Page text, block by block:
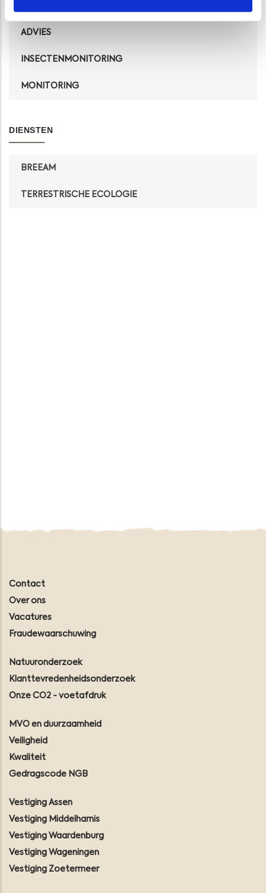
ADVIES
INSECTENMONITORING
MONITORING
DIENSTEN
BREEAM
TERRESTRISCHE ECOLOGIE
Contact
Over ons
Vacatures
Fraudewaarschuwing
Natuuronderzoek
Klanttevredenheidsonderzoek
Onze CO2 - voetafdruk
MVO en duurzaamheid
Veiligheid
Kwaliteit
Gedragscode NGB
Vestiging Assen
Vestiging Middelharnis
Vestiging Waardenburg
Vestiging Wageningen
Vestiging Zoetermeer